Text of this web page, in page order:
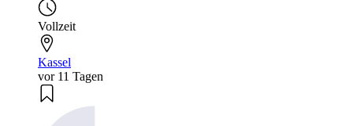
Vollzeit
Kassel
vor 11 Tagen